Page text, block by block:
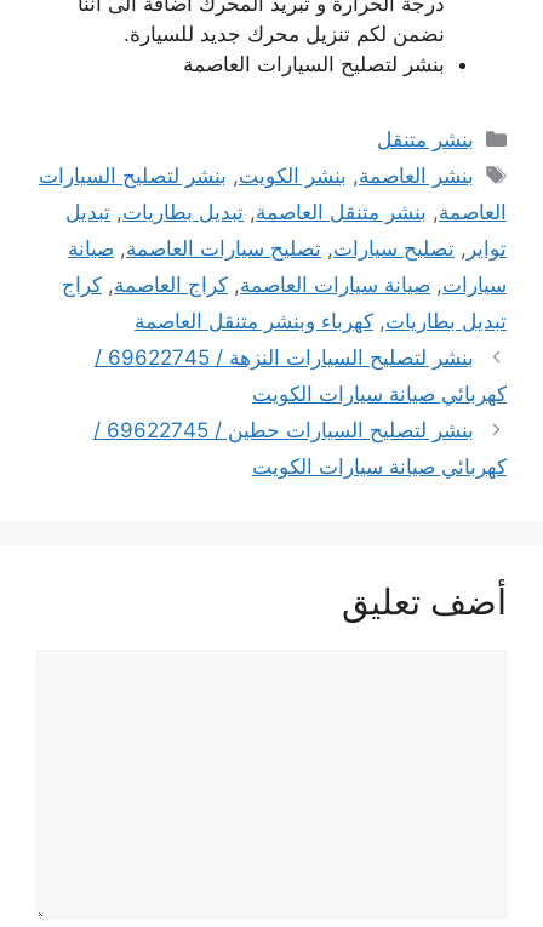
نضمن لكم تنزيل محرك جديد للسيارة.
بنشر لتصليح السيارات العاصمة
التصنيفات
بنشر متنقل
الوسوم
بنشر العاصمة, بنشر الكويت, بنشر لتصليح السيارات
العاصمة, بنشر متنقل العاصمة, تبديل بطاريات, تبديل
تواير , تصليح سيارات, تصليح سيارات العاصمة, صيانة
سيارات, صيانة سيارات العاصمة, كراج العاصمة, كراج
تبديل بطاريات, كهرباء وبنشر متنقل العاصمة
بنشر لتصليح السيارات النزهة / 69622745 /
كهربائي صيانة سيارات الكويت
بنشر لتصليح السيارات حطين / 69622745 /
كهربائي صيانة سيارات الكويت
أضف تعليق